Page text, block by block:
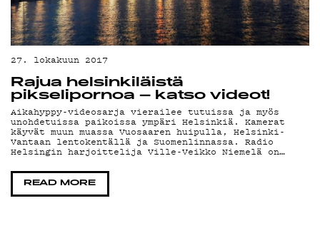
MAINOSTA
YHTEYSTIEDOT
G LIVELAB
YSTÄVÄKLUBI
TIETOSUOJA
KIRJAUDU SISÄÄN
27. lokakuun 2017
Rajua helsinkiläistä
pikselipornoa – katso videot!
Aikahyppy-videosarja vierailee tutuissa ja myös
unohdetuissa paikoissa ympäri Helsinkiä. Kamerat
käyvät muun muassa Vuosaaren huipulla, Helsinki-
Vantaan lentokentällä ja Suomenlinnassa. Radio
Helsingin harjoittelija Ville-Veikko Niemelä on…
READ MORE